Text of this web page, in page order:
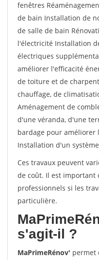
fenêtres
de bain Installation de
de salle de bain
l'électricité Installation
électriques
améliorer l'efficacité
de toiture et de
chauffage, de
Aménagement de
d'une véranda, d'une
bardage pour améliorer
Installation d'un
Ces travaux peuvent
de coût. Il est important
professionnels si les
particulière.
s'agit-il ?
MaPrimeRénov' permet